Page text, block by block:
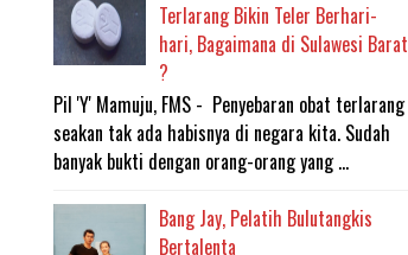
Terlarang Bikin Teler Berhari-
hari, Bagaimana di Sulawesi Barat
?
Pil 'Y' Mamuju, FMS - Penyebaran obat terlarang
seakan tak ada habisnya di negara kita. Sudah
banyak bukti dengan orang-orang yang ...
Bang Jay, Pelatih Bulutangkis
Bertalenta